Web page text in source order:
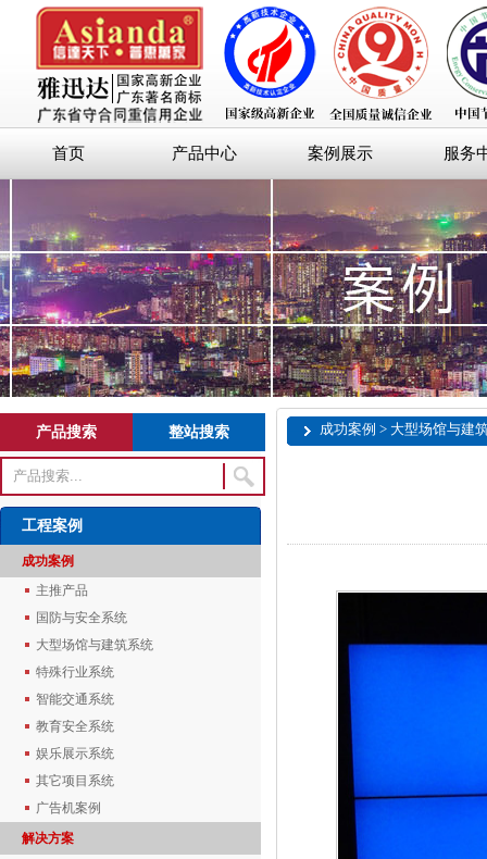
首页 产品中心 案例展示 服务
产品搜索 整站搜索
工程案例
成功案例
主推产品
国防与安全系统
大型场馆与建筑系统
特殊行业系统
智能交通系统
教育安全系统
娱乐展示系统
其它项目系统
广告机案例
解决方案
成功案例 > 大型场馆与建